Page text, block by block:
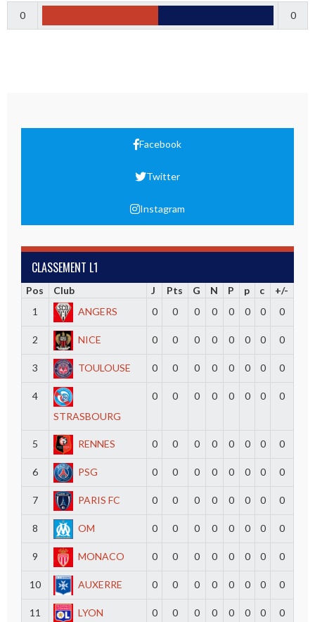
0 0
Facebook
Twitter
Instagram
CLASSEMENT L1
Pos Club J Pts G N P p c
+/-
1
ANGERS 0 0 0 0 0 0 0 0
2 NICE 0 0 0 0 0 0 0 0
3 TOULOUSE 0 0 0 0 0 0 0 0
4
STRASBOURG
0 0 0 0 0 0 0 0
5 RENNES 0 0 0 0 0 0 0 0
6 PSG 0 0 0 0 0 0 0 0
7 PARIS FC 0 0 0 0 0 0 0 0
8 OM 0 0 0 0 0 0 0 0
9 MONACO 0 0 0 0 0 0 0 0
10 AUXERRE 0 0 0 0 0 0 0 0
11 LYON 0 0 0 0 0 0 0 0